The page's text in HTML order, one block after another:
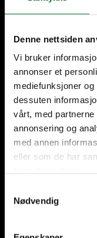
Denne nettsiden
Vi bruker
annonser et
mediefunksjoner
dessuten
vårt, med
annonsering og
med annen
eller som de har
Nødvendig
Circulariteit zit
Lokaal